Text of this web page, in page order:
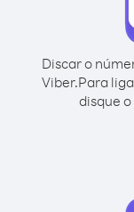
Discar o
Viber.Para
disque